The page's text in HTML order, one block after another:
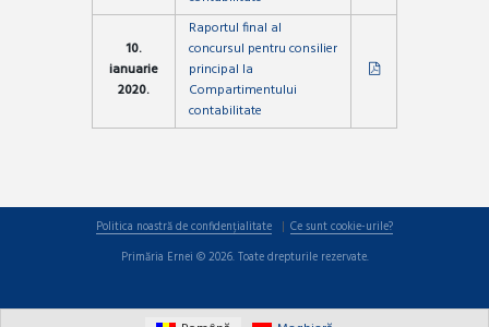
10.
ianuarie
2020.
Raportul final al
concursul pentru consilier
principal la
Compartimentului
contabilitate
Politica noastră de confidențialitate
Ce sunt cookie-urile?
Primăria Ernei © 2026. Toate drepturile rezervate.